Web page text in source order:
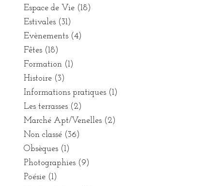
Espace de Vie(18)
Estivales(31)
Evènements(4)
Fêtes(18)
Formation(1)
Histoire(3)
Informations pratiques(1)
Les terrasses(2)
Marché Apt/Venelles(2)
Non classé(36)
Obsèques(1)
Photographies(9)
Poésie(1)